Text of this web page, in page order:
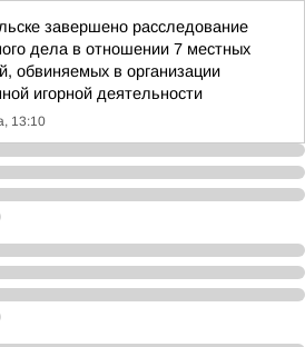
завершено расследование
дела в отношении 7 местных
обвиняемых в организации
игорной деятельности
13:10